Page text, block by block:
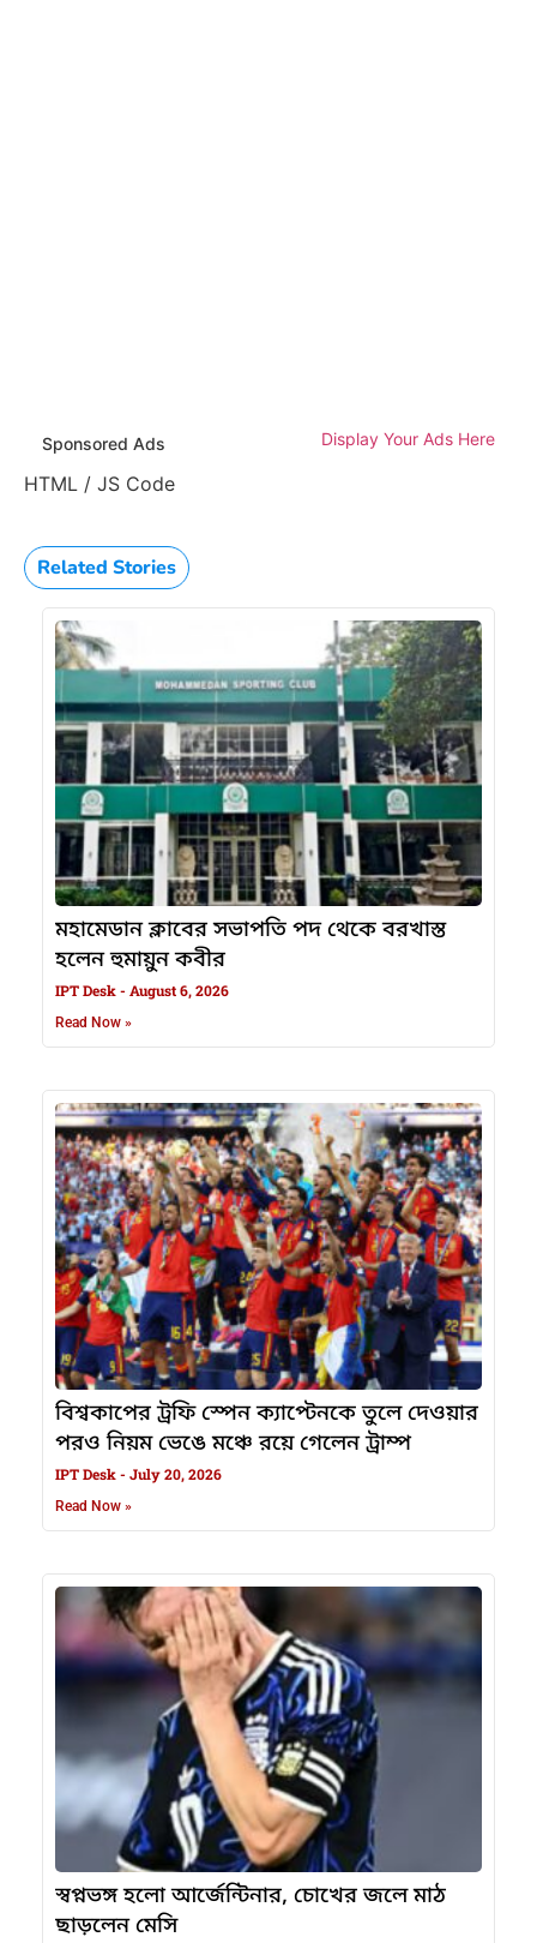
Sponsored Ads Display Your Ads Here
HTML / JS Code
Related Stories
মহামেডান ক্লাবের সভাপতি পদ থেকে বরখাস্ত
হলেন হুমায়ুন কবীর
IPT Desk August 6, 2026
Read Now »
বিশ্বকাপের ট্রফি স্পেন ক্যাপ্টেনকে তুলে দেওয়ার
পরও নিয়ম ভেঙে মঞ্চে রয়ে গেলেন ট্রাম্প
IPT Desk July 20, 2026
Read Now »
স্বপ্নভঙ্গ হলো আর্জেন্টিনার, চোখের জলে মাঠ
ছাড়লেন মেসি